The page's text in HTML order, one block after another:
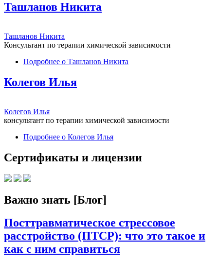
Ташланов Никита
Ташланов Никита
Консультант по терапии химической зависимости
Подробнее о Ташланов Никита
Колегов Илья
Колегов Илья
консультант по терапии химической зависимости
Подробнее о Колегов Илья
Сертификаты и лицензии
Важно знать [Блог]
Посттравматическое стрессовое
расстройство (ПТСР): что это такое и
как с ним справиться